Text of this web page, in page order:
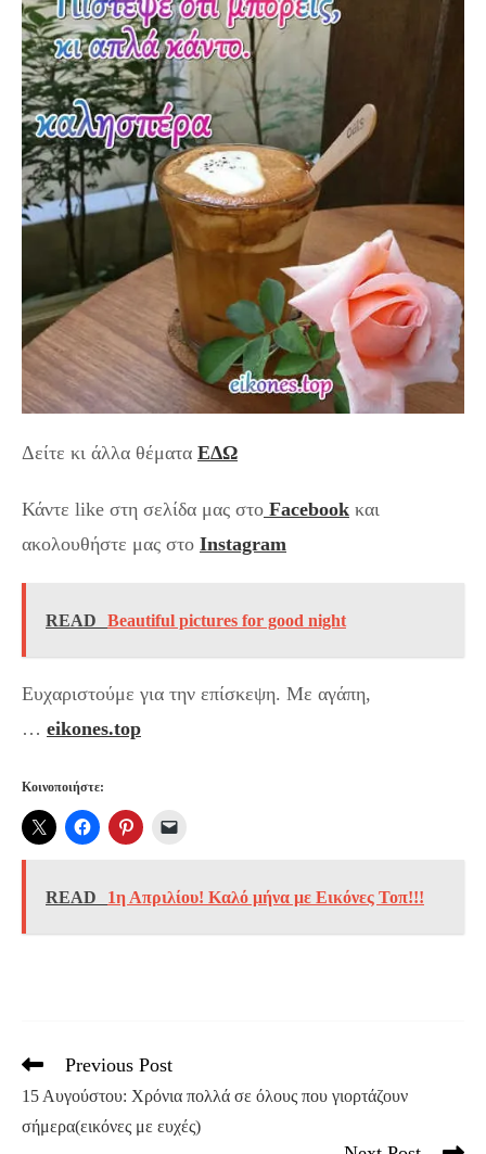
Δείτε κι άλλα θέματα ΕΔΩ
Κάντε like στη σελίδα μας στο Facebook και
ακολουθήστε μας στο Instagram
READ Beautiful pictures for good night
Ευχαριστούμε για την επίσκεψη. Με αγάπη,
… eikones.top
Κοινοποιήστε:
READ 1η Απριλίου! Καλό μήνα με Εικόνες Τοπ!!!
Read
articles
Previous Post
15 Αυγούστου: Χρόνια πολλά σε όλους που γιορτάζουν
σήμερα(εικόνες με ευχές)